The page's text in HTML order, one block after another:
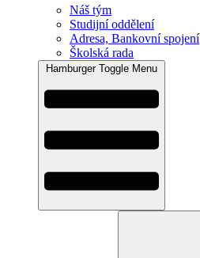
Náš tým
Studijní oddělení
Adresa, Bankovní spojení
Školská rada
Hamburger Toggle Menu